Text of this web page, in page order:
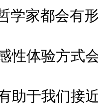
家都会有形
体验方式会
于我们接